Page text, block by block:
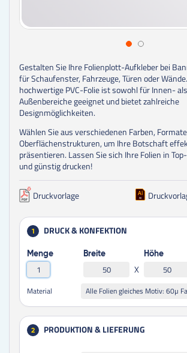
Gestalten Sie Ihre Folienplott-Aufkleber bei
für Schaufenster, Fahrzeuge, Türen oder
hochwertige PVC-Folie ist sowohl für Innen-
Außenbereiche geeignet und bietet zahlreiche
Designmöglichkeiten.
Wählen Sie aus verschiedenen Farben,
Oberflächenstrukturen, um Ihre Botschaft
präsentieren. Lassen Sie sich Ihre Folien in
und günstig drucken!
Druckvorlage
1 DRUCK & KONFEKTION
Menge Breite
X
Höhe
Material
2 PRODUKTION & LIEFERUNG